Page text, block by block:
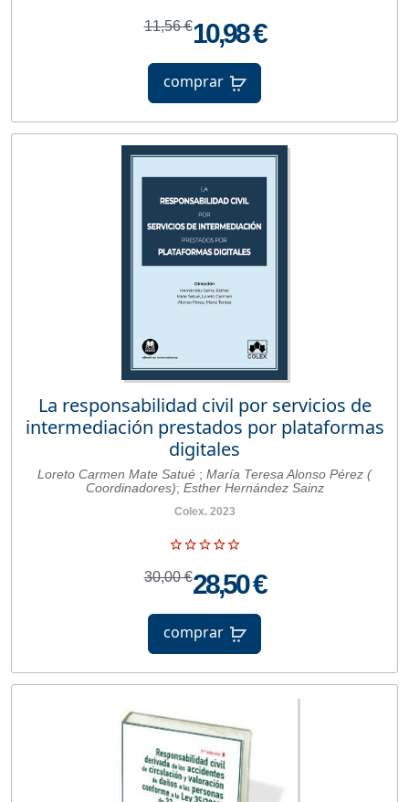
11,56 €10,98 €
comprar
La responsabilidad civil por servicios de
intermediación prestados por plataformas
digitales
Loreto Carmen Mate Satué ; María Teresa Alonso Pérez (
Coordinadores); Esther Hernández Sainz
Colex. 2023
30,00 €28,50 €
comprar